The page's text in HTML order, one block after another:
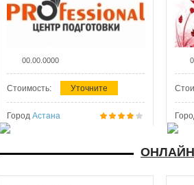
00.00.0000
Стоимость: Уточните
Город Астана